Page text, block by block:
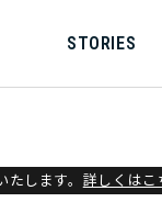
STORIES
します。 詳しくはこ